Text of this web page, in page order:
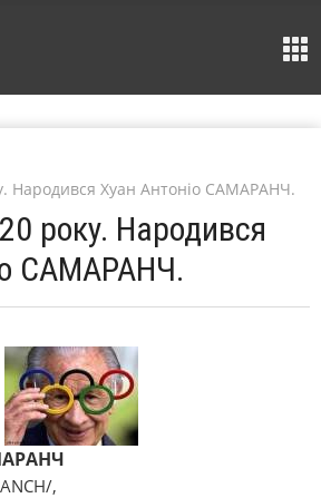
Народився Хуан Антоніо САМАРАНЧ.
року. Народився
САМАРАНЧ.
,